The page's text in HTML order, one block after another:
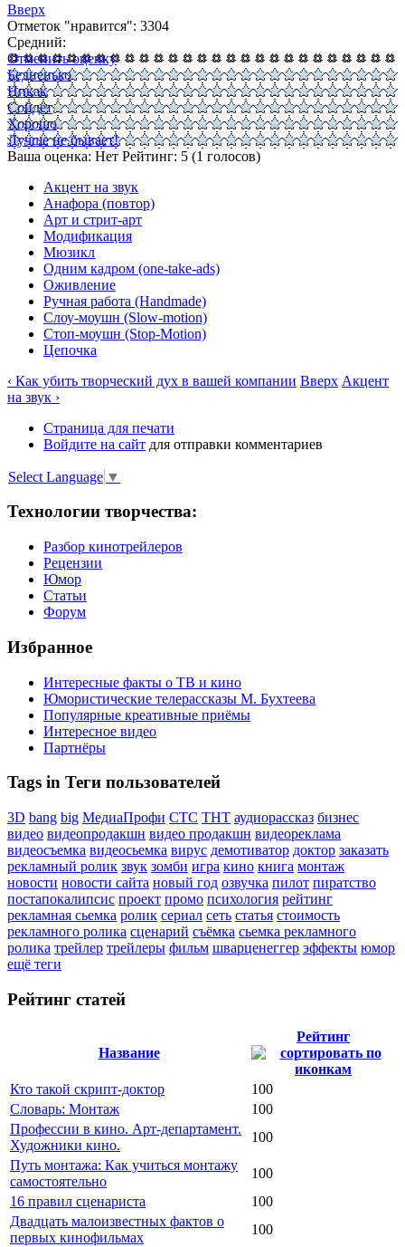
Вверх
Отметок "нравится": 3304
Средний:
Отменить оценку
Бедненько
Никак
Сойдёт
Хорошо
Лучше не бывает!
Ваша оценка: Нет Рейтинг: 5 (1 голосов)
Акцент на звук
Анафора (повтор)
Арт и стрит-арт
Модификация
Мюзикл
Одним кадром (one-take-ads)
Оживление
Ручная работа (Handmade)
Слоу-моушн (Slow-motion)
Стоп-моушн (Stop-Motion)
Цепочка
‹ Как убить творческий дух в вашей компании Вверх Акцент
на звук ›
Страница для печати
Войдите на сайт для отправки комментариев
Select Language ▼
Технологии творчества:
Разбор кинотрейлеров
Рецензии
Юмор
Статьи
Форум
Избранное
Интересные факты о ТВ и кино
Юмористические телерассказы М. Бухтеева
Популярные креативные приёмы
Интересное видео
Партнёры
Tags in Теги пользователей
3D bang big МедиаПрофи СТС ТНТ аудиорассказ бизнес
видео видеопродакшн видео продакшн видеореклама
видеосъемка видеосьемка вирус демотиватор доктор заказать
рекламный ролик звук зомби игра кино книга монтаж
новости новости сайта новый год озвучка пилот пиратство
постапокалипсис проект промо психология рейтинг
рекламная сьемка ролик сериал сеть статья стоимость
рекламного ролика сценарий съёмка сьемка рекламного
ролика трейлер трейлеры фильм шварценеггер эффекты юмор
ещё теги
Рейтинг статей
Название
Рейтинг
Кто такой скрипт-доктор
100
Словарь: Монтаж
100
Профессии в кино. Арт-департамент.
Художники кино.
100
Путь монтажа: Как учиться монтажу
самостоятельно
100
16 правил сценариста
100
Двадцать малоизвестных фактов о
первых кинофильмах
100